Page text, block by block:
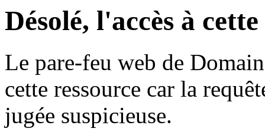
Désolé, l'accès à
Le pare-feu web de
cette ressource car la
jugée suspicieuse.